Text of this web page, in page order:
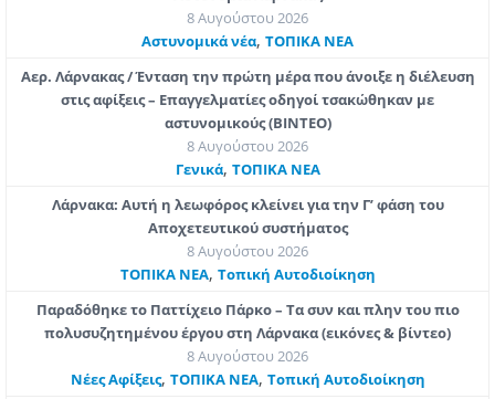
8 Αυγούστου 2026
Aστυνομικά νέα, ΤΟΠΙΚΑ ΝΕΑ
Αερ. Λάρνακας / Ένταση την πρώτη μέρα που άνοιξε η διέλευση
στις αφίξεις – Επαγγελματίες οδηγοί τσακώθηκαν με
αστυνομικούς (ΒΙΝΤΕΟ)
8 Αυγούστου 2026
Γενικά, ΤΟΠΙΚΑ ΝΕΑ
Λάρνακα: Αυτή η λεωφόρος κλείνει για την Γ’ φάση του
Αποχετευτικού συστήματος
8 Αυγούστου 2026
ΤΟΠΙΚΑ ΝΕΑ, Τοπική Αυτοδιοίκηση
Παραδόθηκε το Παττίχειο Πάρκο – Τα συν και πλην του πιο
πολυσυζητημένου έργου στη Λάρνακα (εικόνες & βίντεο)
8 Αυγούστου 2026
Νέες Αφίξεις, ΤΟΠΙΚΑ ΝΕΑ, Τοπική Αυτοδιοίκηση